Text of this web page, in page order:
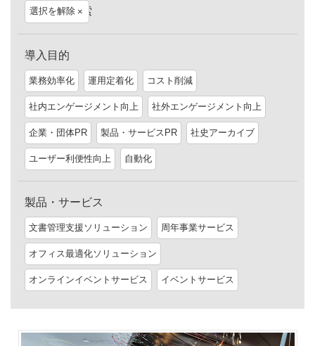
絞り込み検索
選択を解除
導入目的
業務効率化 運用定着化 コスト削減
社内エンゲージメント向上 社外エンゲージメント向上
企業・団体PR 製品・サービスPR 社史アーカイブ
ユーザー利便性向上 自動化
製品・サービス
文書管理支援ソリューション 周年事業サービス
オフィス最適化ソリューション
オンラインイベントサービス イベントサービス